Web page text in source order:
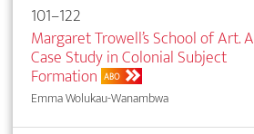
101–122
Margaret Trowell’s School of Art. A
Case Study in Colonial Subject
Formation ABO
Emma Wolukau-Wanambwa